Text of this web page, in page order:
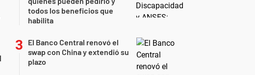
todos los beneficios que
habilita
El Banco Central renovó el
swap con China y extendió su
plazo